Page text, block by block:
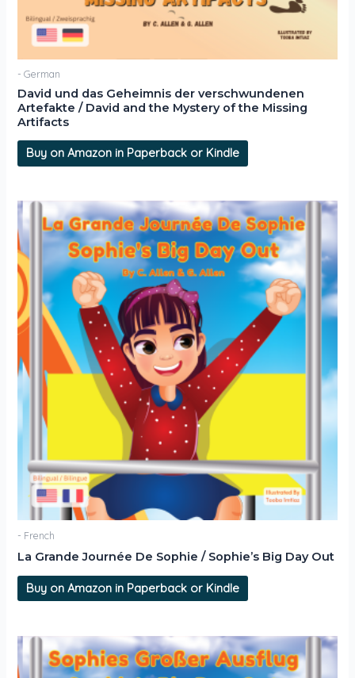
- German
David und das Geheimnis der verschwundenen
Artefakte / David and the Mystery of the Missing
Artifacts
Buy on Amazon in Paperback or Kindle
- French
La Grande Journée De Sophie / Sophie’s Big Day Out
Buy on Amazon in Paperback or Kindle